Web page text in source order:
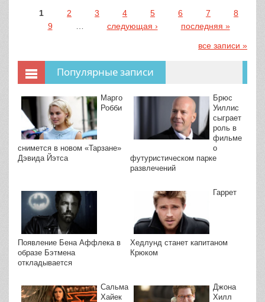
Страницы
1 2 3 4 5 6 7
8
9
… следующая › последняя »
все записи »
Популярные записи
Марго
Робби
снимется в новом «Тарзане»
Дэвида Йэтса
Брюс
Уиллис
сыграет
роль в
фильме
о
футуристическом парке
развлечений
Появление Бена Аффлека в
образе Бэтмена
откладывается
Гаррет
Хедлунд станет капитаном
Крюком
Сальма
Хайек
Джона
Хилл